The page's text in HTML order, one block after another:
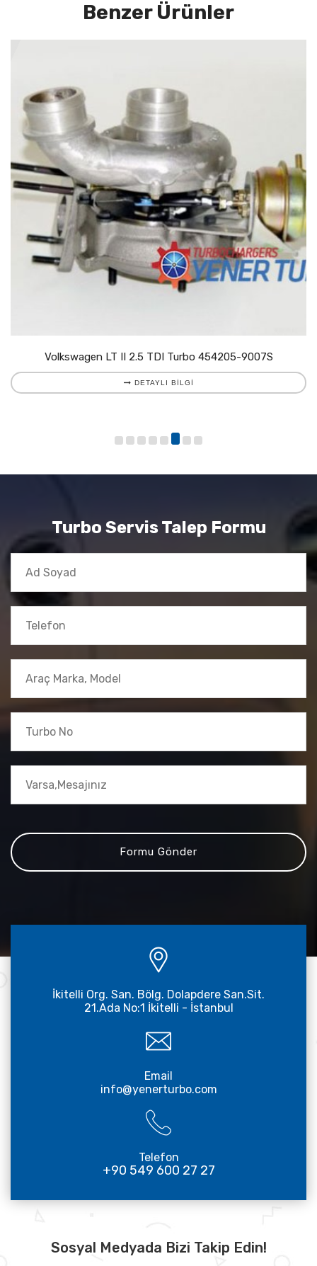
Benzer Ürünler
Volkswagen LT II 2.5 TDI Turbo 454205-9007S
DETAYLI BILGI
Turbo Servis Talep Formu
İkitelli Org. San. Bölg. Dolapdere San.Sit.
21.Ada No:1 İkitelli - İstanbul
Email
info@yenerturbo.com
Telefon
+90 549 600 27 27
Sosyal Medyada Bizi Takip Edin!